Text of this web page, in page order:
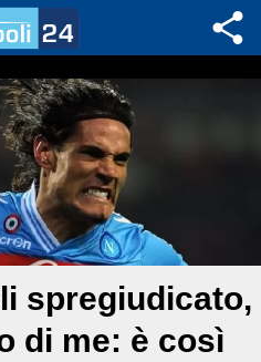
spregiudicato,
di me: è così